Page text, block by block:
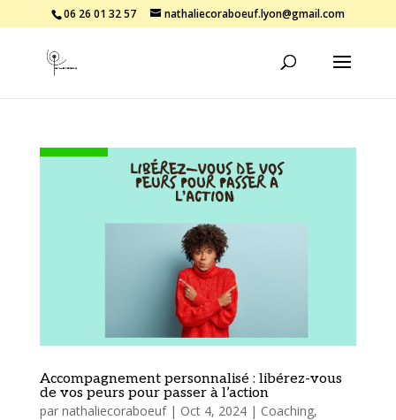
06 26 01 32 57 nathaliecoraboeuf.lyon@gmail.com
Accompagnement personnalisé : libérez-vous
de vos peurs pour passer à l’action
par nathaliecoraboeuf| Oct 4, 2024| Coaching,